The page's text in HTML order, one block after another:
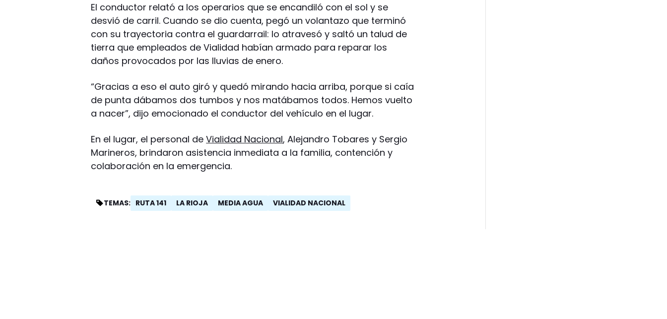
El conductor relató a los operarios que se encandiló con el sol y se
desvió de carril. Cuando se dio cuenta, pegó un volantazo que terminó
con su trayectoria contra el guardarrail: lo atravesó y saltó un talud de
tierra que empleados de Vialidad habían armado para reparar los
daños provocados por las lluvias de enero.
“Gracias a eso el auto giró y quedó mirando hacia arriba, porque si caía
de punta dábamos dos tumbos y nos matábamos todos. Hemos vuelto
a nacer”, dijo emocionado el conductor del vehículo en el lugar.
En el lugar, el personal deVialidad Nacional, Alejandro Tobares y Sergio
Marineros, brindaron asistencia inmediata a la familia, contención y
colaboración en la emergencia.
TEMAS: RUTA 141 LA RIOJA MEDIA AGUA VIALIDAD NACIONAL